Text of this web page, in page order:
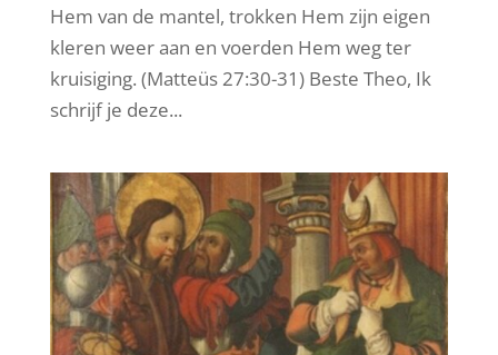
Hem van de mantel, trokken Hem zijn eigen
kleren weer aan en voerden Hem weg ter
kruisiging. (Matteüs 27:30-31) Beste Theo, Ik
schrijf je deze...